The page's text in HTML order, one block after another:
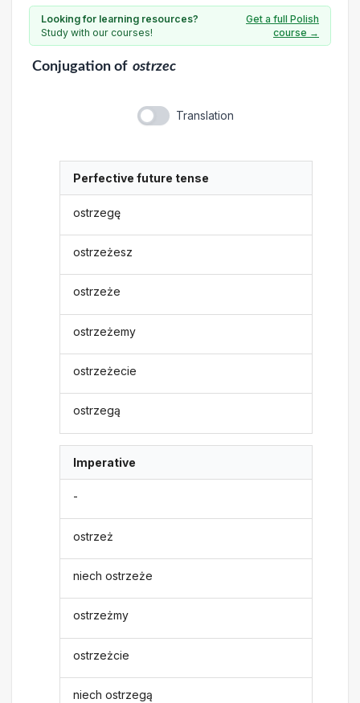
Looking for learning resources?
Study with our courses!
Get a full Polish
course →
Conjugationof ostrzec
Translation
Perfective future tense
ostrzegę
ostrzeżesz
ostrzeże
ostrzeżemy
ostrzeżecie
ostrzegą
Imperative
-
ostrzeż
niech ostrzeże
ostrzeżmy
ostrzeżcie
niech ostrzegą